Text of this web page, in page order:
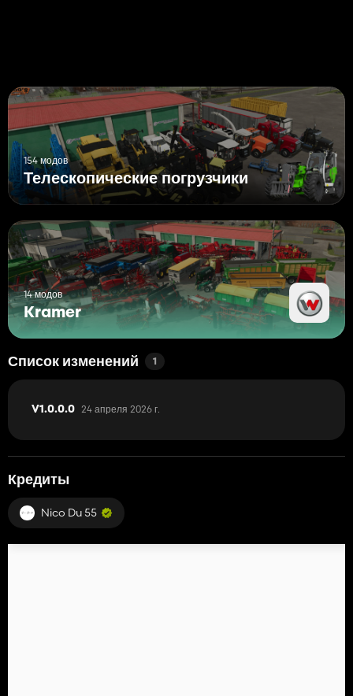
154 модов
Телескопические погрузчики
14 модов
Kramer
Список изменений 1
V1.0.0.0 24 апреля 2026 г.
Кредиты
Nico Du 55